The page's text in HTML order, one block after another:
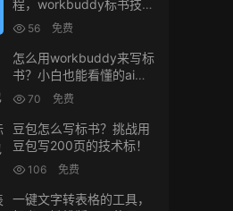
程，workbuddy标书技能
生成教程
56 免费
怎么用workbuddy来写标
书？小白也能看懂的ai标
书写作方法！
70 免费
豆包怎么写标书？挑战用
豆包写200页的技术标！
106 免费
一键文字转表格的工具，